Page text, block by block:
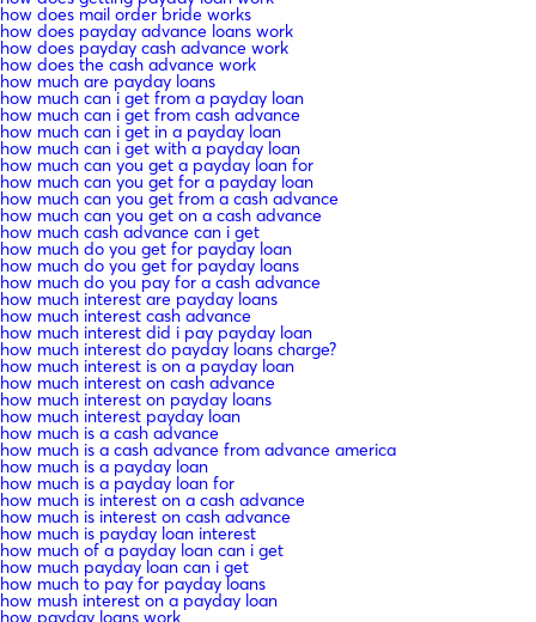
how does mail order bride works
how does payday advance loans work
how does payday cash advance work
how does the cash advance work
how much are payday loans
how much can i get from a payday loan
how much can i get from cash advance
how much can i get in a payday loan
how much can i get with a payday loan
how much can you get a payday loan for
how much can you get for a payday loan
how much can you get from a cash advance
how much can you get on a cash advance
how much cash advance can i get
how much do you get for payday loan
how much do you get for payday loans
how much do you pay for a cash advance
how much interest are payday loans
how much interest cash advance
how much interest did i pay payday loan
how much interest do payday loans charge?
how much interest is on a payday loan
how much interest on cash advance
how much interest on payday loans
how much interest payday loan
how much is a cash advance
how much is a cash advance from advance america
how much is a payday loan
how much is a payday loan for
how much is interest on a cash advance
how much is interest on cash advance
how much is payday loan interest
how much of a payday loan can i get
how much payday loan can i get
how much to pay for payday loans
how mush interest on a payday loan
how payday loans work